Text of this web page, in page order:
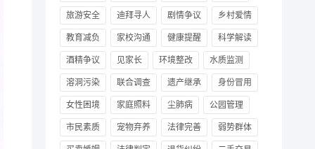
旅游安全 迪拜寻人 剧情争议 乡村爱情
教育减负 家校沟通 健康提醒 科学解读
酒精争议 见家长 环境整改 水质监测
溶洞污染 联合调查 遗产继承 身份冒用
女性困境 家庭照料 尘肺病 公园管理
市民素质 宠物弃养 法律完善 弱势群体